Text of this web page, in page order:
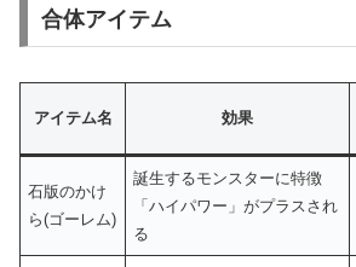
合体アイテム
アイテム名 効果
石版のかけ
ら(ゴーレム)
誕生するモンスターに特徴
「ハイパワー」がプラスされ
る